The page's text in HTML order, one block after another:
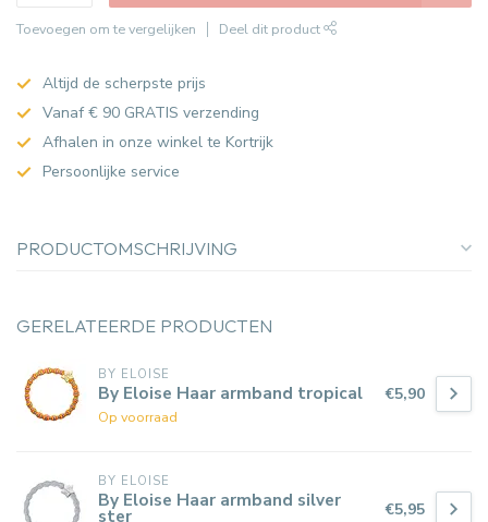
Toevoegen om te vergelijken Deel dit product
Altijd de scherpste prijs
Vanaf € 90 GRATIS verzending
Afhalen in onze winkel te Kortrijk
Persoonlijke service
PRODUCTOMSCHRIJVING
GERELATEERDE PRODUCTEN
BY ELOISE
By Eloise Haar armband tropical
Op voorraad
€5,90
BY ELOISE
By Eloise Haar armband silver
ster €5,95